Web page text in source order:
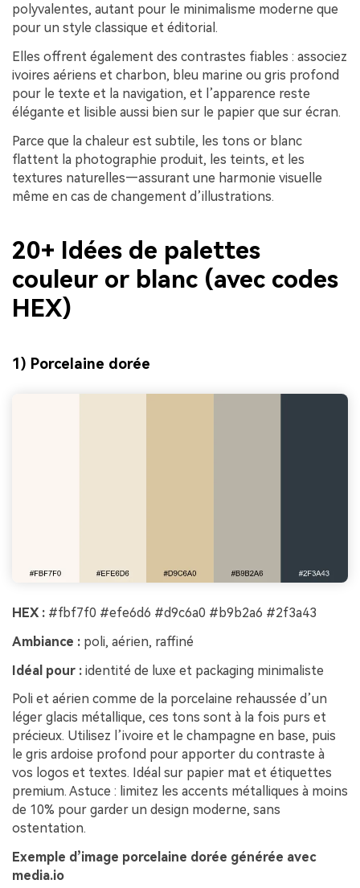
polyvalentes, autant pour le minimalisme moderne que
pour un style classique et éditorial.
Elles offrent également des contrastes fiables : associez
ivoires aériens et charbon, bleu marine ou gris profond
pour le texte et la navigation, et l’apparence reste
élégante et lisible aussi bien sur le papier que sur écran.
Parce que la chaleur est subtile, les tons or blanc
flattent la photographie produit, les teints, et les
textures naturelles—assurant une harmonie visuelle
même en cas de changement d’illustrations.
20+ Idées de palettes
couleur or blanc (avec codes
HEX)
1) Porcelaine dorée
HEX : #fbf7f0 #efe6d6 #d9c6a0 #b9b2a6 #2f3a43
Ambiance : poli, aérien, raffiné
Idéal pour : identité de luxe et packaging minimaliste
Poli et aérien comme de la porcelaine rehaussée d’un
léger glacis métallique, ces tons sont à la fois purs et
précieux. Utilisez l’ivoire et le champagne en base, puis
le gris ardoise profond pour apporter du contraste à
vos logos et textes. Idéal sur papier mat et étiquettes
premium. Astuce : limitez les accents métalliques à moins
de 10% pour garder un design moderne, sans
ostentation.
Exemple d’image porcelaine dorée générée avec
media.io